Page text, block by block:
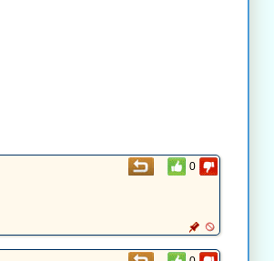
0